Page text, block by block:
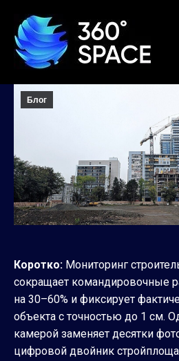
Блог
Коротко: Мониторинг
сокращает командировочные
на 30–60% и фиксирует
объекта с точностью до 1 см.
камерой заменяет десятки
цифровой двойник